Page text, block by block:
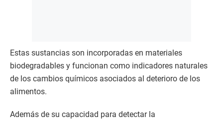
Estas sustancias son incorporadas en materiales
biodegradables y funcionan como indicadores naturales
de los cambios químicos asociados al deterioro de los
alimentos.
Además de su capacidad para detectar la